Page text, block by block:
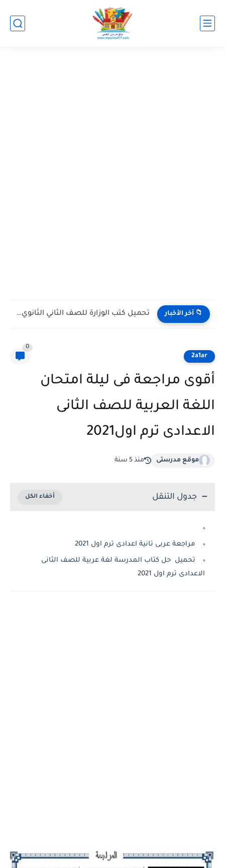
📁 آخر الأخبار تحميل كتب الوزارة للصف الثاني الثانوي بكالوريا الترم الأول 2027...
2a1ar
0
أقوى مراجعة فى ليلة امتحان
اللغة العربية للصف الثانى
الاعدادى ترم اول2021
موقع مدرستى منذ 5 سنة
جدول التنقل
مراجعة عربى تانية اعدادى ترم اول 2021
تحميل حل كتاب المدرسة لغة عربية للصف الثانى
الاعدادى ترم اول 2021